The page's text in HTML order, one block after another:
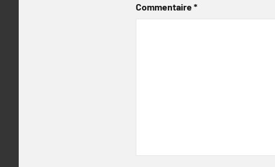
Commentaire*